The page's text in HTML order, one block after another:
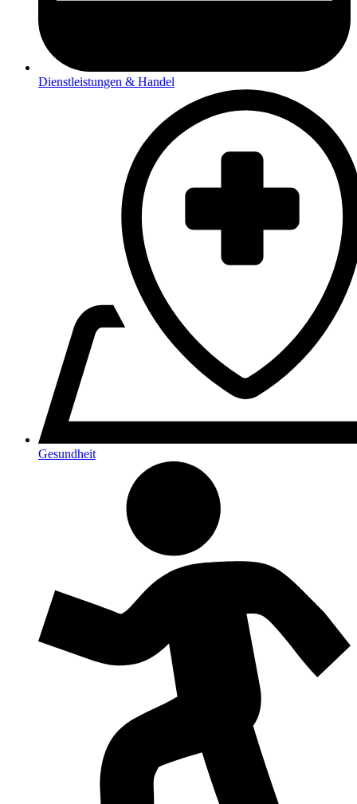
Dienstleistungen & Handel
Gesundheit